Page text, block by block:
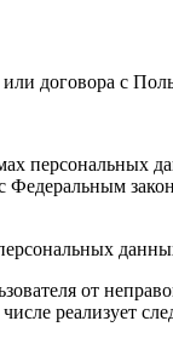
договора с
персональных
с Федеральным
от
реализует